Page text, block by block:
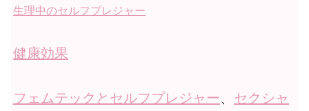
生理中のセルフプレジャー
健康効果
フェムテックとセルフプレジャー、 セクシャ